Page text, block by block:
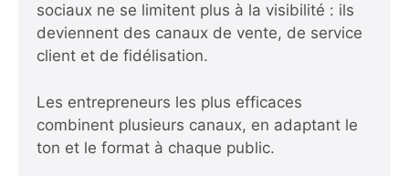
sociaux ne se limitent plus à la visibilité : ils
deviennent des canaux de vente, de service
client et de fidélisation.
Les entrepreneurs les plus efficaces
combinent plusieurs canaux, en adaptant le
ton et le format à chaque public.